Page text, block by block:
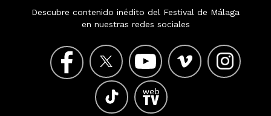
Descubre contenido inédito del Festival de Málaga
en nuestras redes sociales